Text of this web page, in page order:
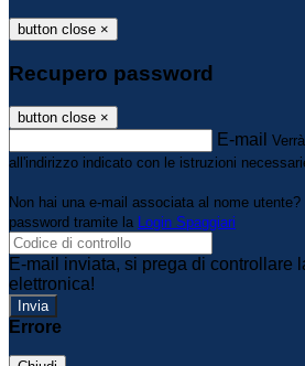
button close ×
Recupero password
button close ×
E-mail
all'indirizzo indicato con le istruzioni
Non hai una e-mail associata al nome
password tramite la Login Spaggiari
E-mail inviata, si prega di controllare
elettronica!
Errore